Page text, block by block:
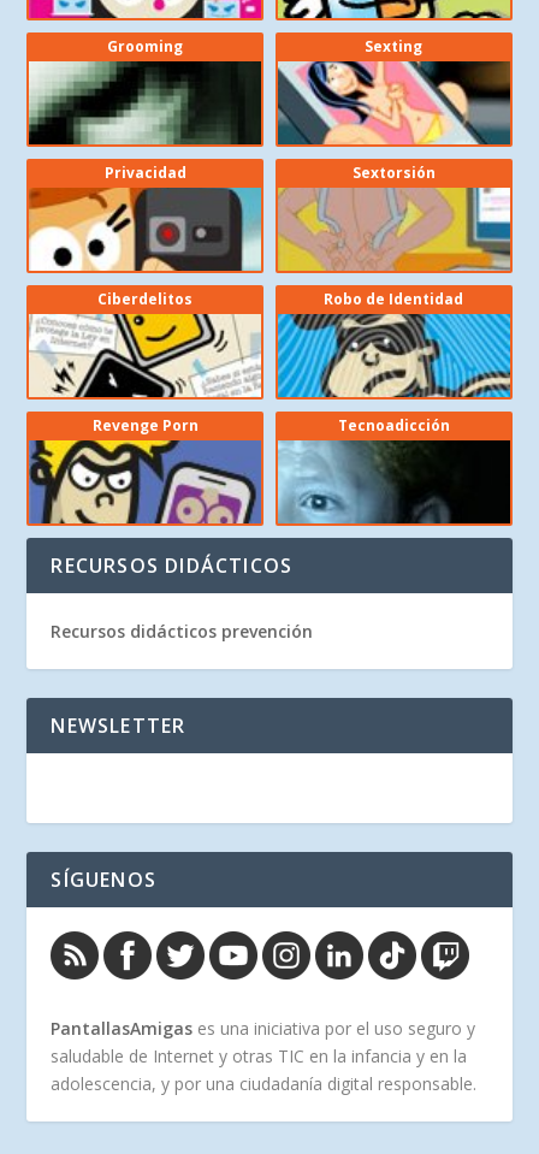
Grooming Sexting
Privacidad Sextorsión
Ciberdelitos Robo de Identidad
Revenge Porn Tecnoadicción
RECURSOS DIDÁCTICOS
Recursos didácticos prevención
NEWSLETTER
SÍGUENOS
PantallasAmigas es una iniciativa por el uso seguro y
saludable de Internet y otras TIC en la infancia y en la
adolescencia, y por una ciudadanía digital responsable.